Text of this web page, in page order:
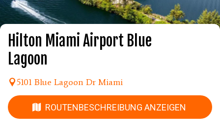
Hilton Miami Airport Blue
Lagoon
5101 Blue Lagoon Dr Miami
ROUTENBESCHREIBUNG ANZEIGEN